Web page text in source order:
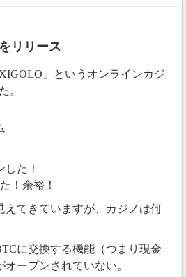
リリース
」というオンラインカジ
。
た！
！余裕！
えてきていますが、カジノは何
に交換する機能（つまり現金
ープンされていない。